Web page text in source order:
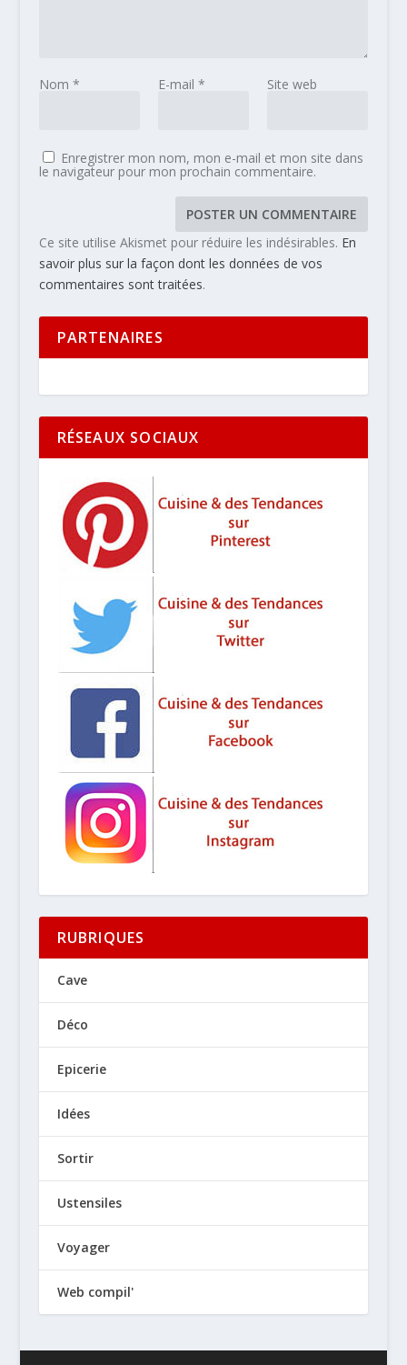
Nom * E-mail * Site web
Enregistrer mon nom, mon e-mail et mon site dans
le navigateur pour mon prochain commentaire.
Ce site utilise Akismet pour réduire les indésirables. En
savoir plus sur la façon dont les données de vos
commentaires sont traitées.
PARTENAIRES
RÉSEAUX SOCIAUX
RUBRIQUES
Cave
Déco
Epicerie
Idées
Sortir
Ustensiles
Voyager
Web compil'